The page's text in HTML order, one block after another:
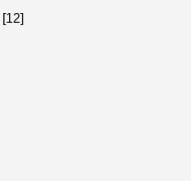
[12]